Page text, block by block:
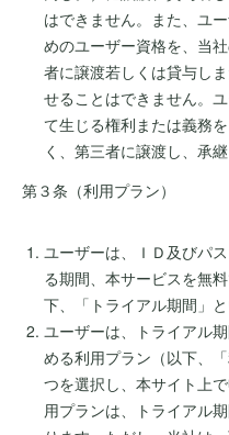
はできません。また、ユ
めのユーザー資格を、当
者に譲渡若しくは貸与し
せることはできません。
て生じる権利または義務
く、第三者に譲渡し、承
第３条（利用プラン）
ユーザーは、ＩＤ及びパ
る期間、本サービスを無
下、「トライアル期間」と
ユーザーは、トライアル
める利用プラン（以下、
つを選択し、本サイト上
用プランは、トライアル